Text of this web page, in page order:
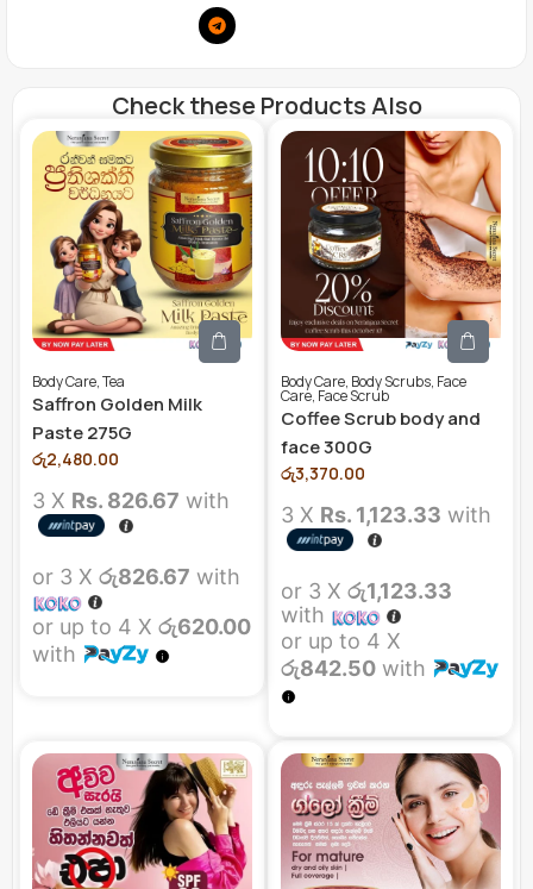
Check these Products Also
Body Care,Tea
Saffron Golden Milk
Paste 275G
රු2,480.00
3 X Rs. 826.67 with
or 3 X රු826.67 with
or up to 4 X රු620.00
with
Body Care, Body Scrubs, Face
Care, Face Scrub
Coffee Scrub body and
face 300G
රු3,370.00
3 X Rs. 1,123.33 with
or 3 X රු1,123.33
with
or up to 4 X
රු842.50 with